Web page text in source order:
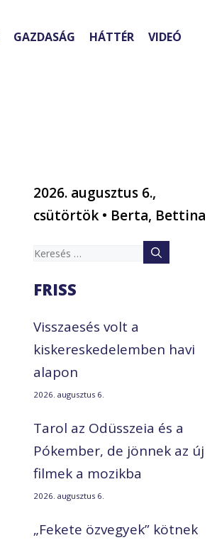
GAZDASÁG HÁTTÉR VIDEÓ
2026. augusztus 6.,
csütörtök • Berta, Bettina
Keresés:
FRISS
Visszaesés volt a
kiskereskedelemben havi
alapon
2026. augusztus 6.
Tarol az Odüsszeia és a
Pókember, de jönnek az új
filmek a mozikba
2026. augusztus 6.
„Fekete özvegyek” kötnek